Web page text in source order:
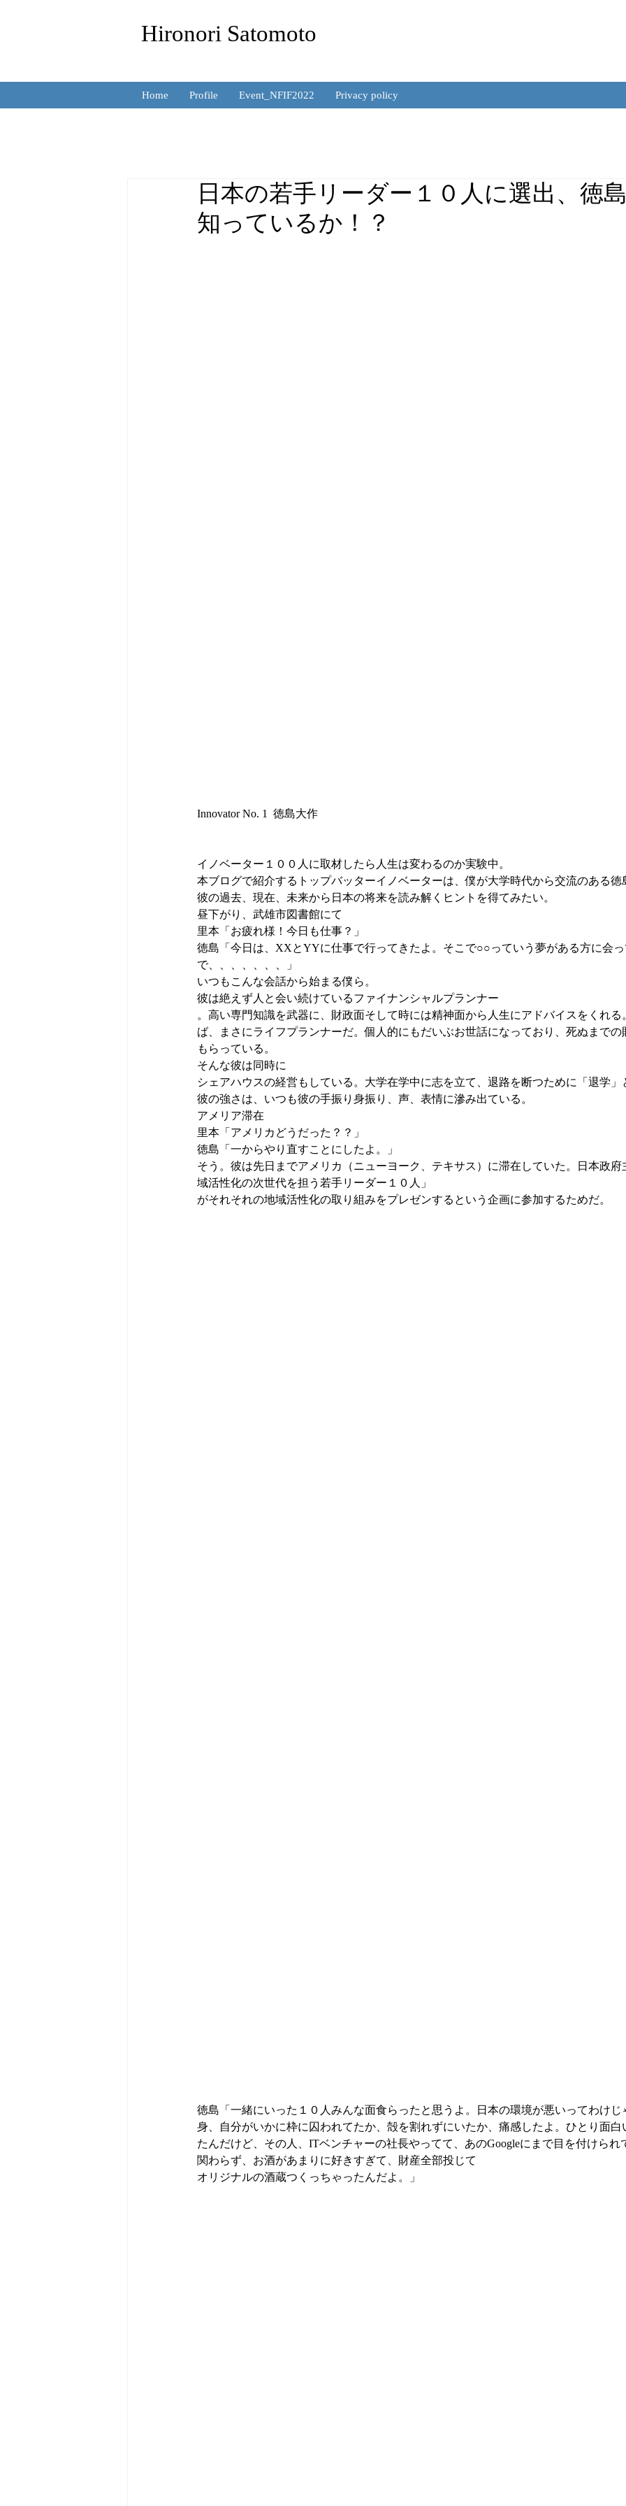
Hironori Satomoto
Home Profile Event_NFIF2022 Privacy policy
日本の若手リーダー１０人に選出、徳
知っているか！？
Innovator No. 1  徳島大作
イノベーター１００人に取材したら人生は変わるのか実験中。
本ブログで紹介するトップバッターイノベーターは、僕が大学時代から交流のある
彼の過去、現在、未来から日本の将来を読み解くヒントを得てみたい。
昼下がり、武雄市図書館にて
里本「お疲れ様！今日も仕事？」
徳島「今日は、XXとYYに仕事で行ってきたよ。そこで○○っていう夢がある方に会
で、、、、、、、」
いつもこんな会話から始まる僕ら。
彼は絶えず人と会い続けているファイナンシャルプランナー
。高い専門知識を武器に、財政面そして時には精神面から人生にアドバイスをくれる
ば、まさにライフプランナーだ。個人的にもだいぶお世話になっており、死ぬまでの
もらっている。
そんな彼は同時に
シェアハウスの経営もしている。大学在学中に志を立て、退路を断つために「退学」
彼の強さは、いつも彼の手振り身振り、声、表情に滲み出ている。
アメリア滞在
里本「アメリカどうだった？？」
徳島「一からやり直すことにしたよ。」
そう。彼は先日までアメリカ（ニューヨーク、テキサス）に滞在していた。日本政府
域活性化の次世代を担う若手リーダー１０人」
がそれそれの地域活性化の取り組みをプレゼンするという企画に参加するためだ。
徳島「一緒にいった１０人みんな面食らったと思うよ。日本の環境が悪いってわけじ
身、自分がいかに枠に囚われてたか、殻を割れずにいたか、痛感したよ。ひとり面白
たんだけど、その人、ITベンチャーの社長やってて、あのGoogleにまで目を付けられ
関わらず、お酒があまりに好きすぎて、財産全部投じて
オリジナルの酒蔵つくっちゃったんだよ。」